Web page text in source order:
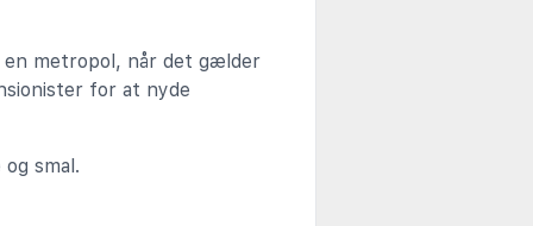
en metropol, når det gælder
for at nyde
smal.